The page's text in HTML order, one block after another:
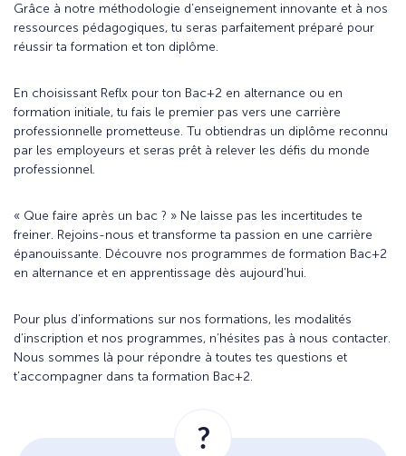
Grâce à notre méthodologie d’enseignement innovante et à nos
ressources pédagogiques, tu seras parfaitement préparé pour
réussir ta formation et ton diplôme.
En choisissant Reflx pour ton Bac+2 en alternance ou en
formation initiale, tu fais le premier pas vers une carrière
professionnelle prometteuse. Tu obtiendras un diplôme reconnu
par les employeurs et seras prêt à relever les défis du monde
professionnel.
« Que faire après un bac ? » Ne laisse pas les incertitudes te
freiner. Rejoins-nous et transforme ta passion en une carrière
épanouissante. Découvre nos programmes de formation Bac+2
en alternance et en apprentissage dès aujourd’hui.
Pour plus d’informations sur nos formations, les modalités
d’inscription et nos programmes, n’hésites pas à nous contacter.
Nous sommes là pour répondre à toutes tes questions et
t’accompagner dans ta formation Bac+2.
?